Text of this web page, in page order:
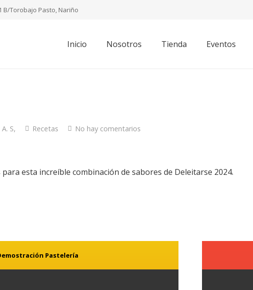
B/Torobajo Pasto, Nariño
Inicio Nosotros Tienda Eventos
S, Recetas No hay comentarios
esta increíble combinación de sabores de Deleitarse 2024.
Pastelería